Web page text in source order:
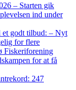
– Starten gik
ind under
et godt tilbud: – Nyt
for flere
Fiskeriforening
for at få
247